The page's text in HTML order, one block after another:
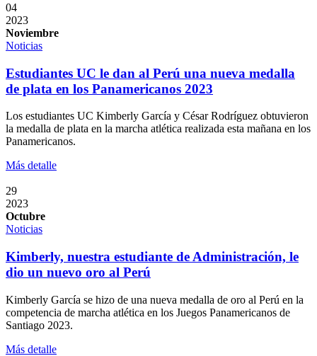
04
2023
Noviembre
Noticias
Estudiantes UC le dan al Perú una nueva medalla
de plata en los Panamericanos 2023
Los estudiantes UC Kimberly García y César Rodríguez obtuvieron
la medalla de plata en la marcha atlética realizada esta mañana en los
Panamericanos.
Más detalle
29
2023
Octubre
Noticias
Kimberly, nuestra estudiante de Administración, le
dio un nuevo oro al Perú
Kimberly García se hizo de una nueva medalla de oro al Perú en la
competencia de marcha atlética en los Juegos Panamericanos de
Santiago 2023.
Más detalle